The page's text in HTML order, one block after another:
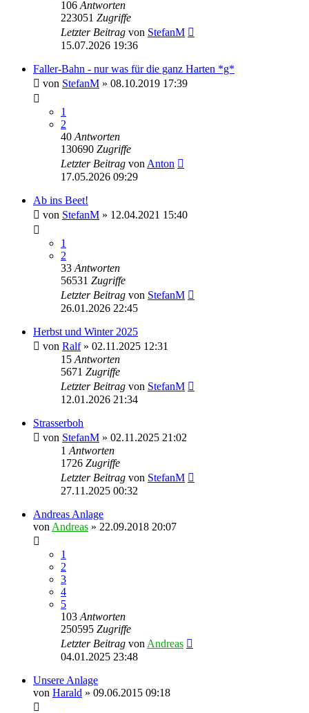
106 Antworten
223051 Zugriffe
Letzter Beitrag von StefanM
15.07.2026 19:36
Faller-Bahn - nur was für die ganz Harten *g*
von StefanM » 08.10.2019 17:39
1
2
40 Antworten
130690 Zugriffe
Letzter Beitrag von Anton
17.05.2026 09:29
Ab ins Beet!
von StefanM » 12.04.2021 15:40
1
2
33 Antworten
56531 Zugriffe
Letzter Beitrag von StefanM
26.01.2026 22:45
Herbst und Winter 2025
von Ralf» 02.11.2025 12:31
15 Antworten
5671 Zugriffe
Letzter Beitrag von StefanM
12.01.2026 21:34
Strasserboh
von StefanM » 02.11.2025 21:02
1 Antworten
1726 Zugriffe
Letzter Beitrag von StefanM
27.11.2025 00:32
Andreas Anlage
von Andreas » 22.09.2018 20:07
1
2
3
4
5
103 Antworten
250595 Zugriffe
Letzter Beitrag von Andreas
04.01.2025 23:48
Unsere Anlage
von Harald » 09.06.2015 09:18